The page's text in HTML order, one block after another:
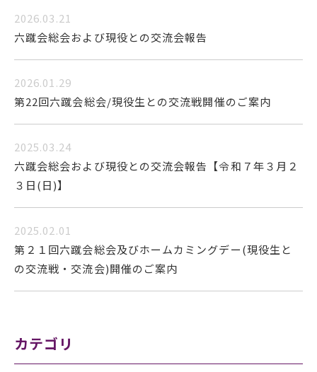
2026.03.21
六蹴会総会および現役との交流会報告
2026.01.29
第22回六蹴会総会/現役生との交流戦開催のご案内
2025.03.24
六蹴会総会および現役との交流会報告【令和７年３月２
３日(日)】
2025.02.01
第２１回六蹴会総会及びホームカミングデー(現役生と
の交流戦・交流会)開催のご案内
カテゴリ